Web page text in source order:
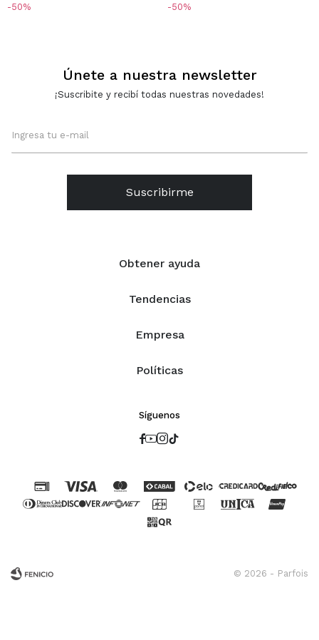
50
50
Obtener ayuda
Tendencias
Empresa
Políticas
Únete a nuestra newsletter
¡Suscribite y recibí todas nuestras novedades!
Suscribirme
Síguenos

© 2026 - Parfois